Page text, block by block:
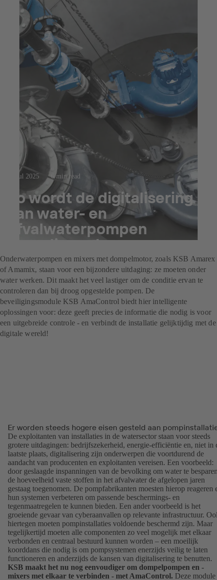
23 jul 2025 6 min read
Zo wordt de digitalisering
van water- en
afvalwaterpompen
gerealiseerd
Onderwaterpompen en mixers met dompelmotor, zoals KSB Amarex
of Amamix, staan voor een bijzondere uitdaging: ze moeten onder
water werken. Dit maakt het veel lastiger om de conditie ervan te
controleren dan bij droog opgestelde pompen. De
beveiligingsmodule KSB AmaControl biedt hier intelligente
oplossingen voor: deze geeft precies de informatie die nodig is voor
een uitgebreide controle - en verbindt de installatie gelijktijdig met de
digitale wereld!
Er worden steeds hogere eisen gesteld aan
De exploitanten van installaties in de watersector staan voor steeds
grotere uitdagingen: bedrijfszekerheid, energie-efficiëntie en, niet in
laatste plaats, digitalisering zijn onderwerpen die voortdurend de
aandacht van producenten en exploitanten vereisen. Een voorbeeld:
door geslaagde inspanningen van de bevolking om water te
de hoeveelheid vaste stoffen in het afvalwater de afgelopen jaren
gestaag toegenomen. De pompfabrikanten moesten hierop reageren
hun systemen verbeteren om passende beschermings- en
tegenmaatregelen te kunnen bieden. Een ander voorbeeld is het
groeiende gevaar van cyberaanvallen op relevante infrastructuur.
hiertegen moeten pompinstallaties voldoende beschermd zijn. Maar
tegelijkertijd moeten alle componenten zo veel mogelijk met elkaar
verbonden en centraal bestuurd kunnen worden – een moeilijk
koorddans die nodig is om pompsystemen enerzijds veilig te laten
functioneren en anderzijds de kansen van digitalisering te benutten.
KSB maakt het nu nog eenvoudiger om dompelpompen en -
mixers met elkaar te verbinden - met AmaControl. Deze module